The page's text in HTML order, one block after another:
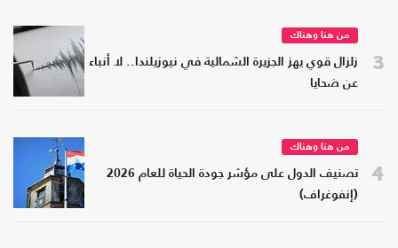
3
من هنا وهناك
زلزال قوي يهز الجزيرة الشمالية في نيوزيلندا.. لا أنباء
عن ضحايا
4
من هنا وهناك
تصنيف الدول على مؤشر جودة الحياة للعام 2026
(إنفوغراف)